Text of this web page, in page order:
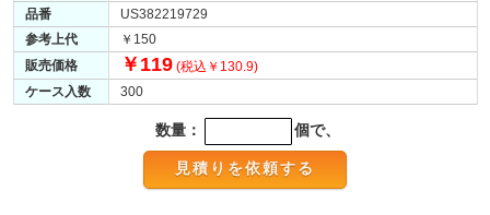
品番
US382219729
参考上代
￥150
販売価格
￥119 (税込￥130.9)
ケース入数
300
数量： 個で、